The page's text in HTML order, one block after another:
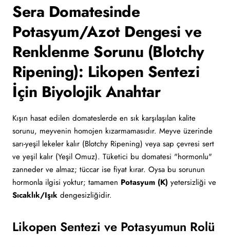
Sera Domatesinde
Potasyum/Azot Dengesi ve
Renklenme Sorunu (Blotchy
Ripening): Likopen Sentezi
İçin Biyolojik Anahtar
Kışın hasat edilen domateslerde en sık karşılaşılan kalite
sorunu, meyvenin homojen kızarmamasıdır. Meyve üzerinde
sarı-yeşil lekeler kalır (Blotchy Ripening) veya sap çevresi sert
ve yeşil kalır (Yeşil Omuz). Tüketici bu domatesi "hormonlu"
zanneder ve almaz; tüccar ise fiyat kırar. Oysa bu sorunun
hormonla ilgisi yoktur; tamamen Potasyum (K) yetersizliği ve
Sıcaklık/Işık dengesizliğidir.
Likopen Sentezi ve Potasyumun Rolü